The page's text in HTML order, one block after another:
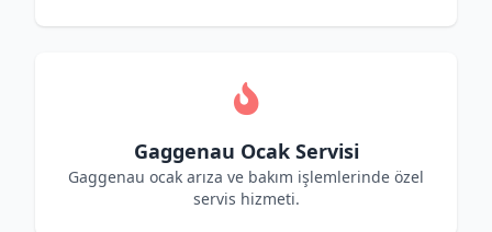
Gaggenau Ocak Servisi
Gaggenau ocak arıza ve bakım işlemlerinde özel
servis hizmeti.